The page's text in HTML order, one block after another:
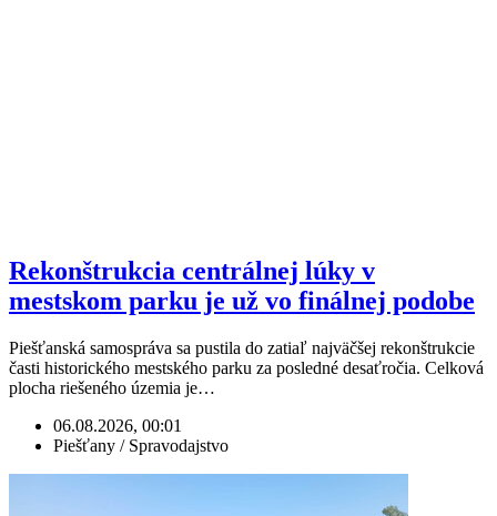
Rekonštrukcia centrálnej lúky v
mestskom parku je už vo finálnej podobe
Piešťanská samospráva sa pustila do zatiaľ najväčšej rekonštrukcie
časti historického mestského parku za posledné desaťročia. Celková
plocha riešeného územia je…
06.08.2026, 00:01
Piešťany / Spravodajstvo